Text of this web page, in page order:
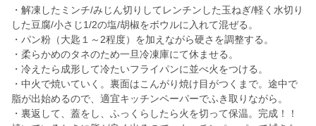
・解凍したミンチ/みじん切りしてレンチンした玉ねぎ/軽く水切り
した豆腐/小さじ1/2の塩/胡椒をボウルに入れて混ぜる。
・パン粉（大匙１～2程度）を加えながら硬さを調整する。
・柔らかめのタネのため一旦冷凍庫にて休ませる。
・冷えたら成形して冷たいフライパンに並べ火をつける。
・中火で焼いていく。裏面はこんがり焼け目がつくまで。途中で
脂が出始めるので、適宜キッチンペーパーでふき取りながら。
・裏返して、蓋をし、ふっくらしたら火を切って保温。完成！！